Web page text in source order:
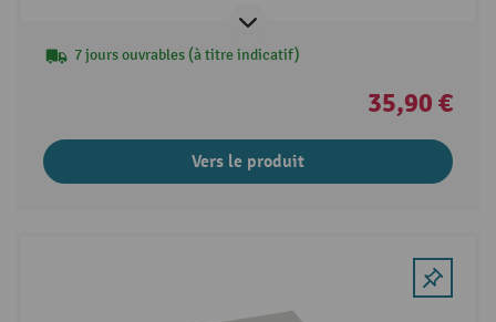
7 jours ouvrables (à titre indicatif)
35,90 €
Vers le produit